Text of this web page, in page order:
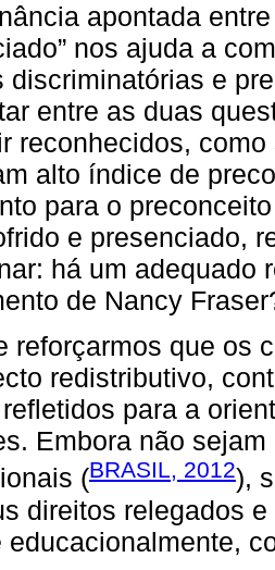
apontada
nos ajuda a
discriminatórias e
entre as duas
reconhecidos,
alto índice de
para o
e presenciado,
há um adequado
de Nancy
reforçarmos que os
redistributivo,
para a
Embora não
(BRASIL, 2012),
direitos relegados
educacionalmente,